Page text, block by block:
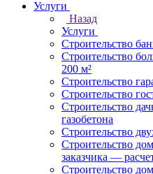
Услуги
Назад
Услуги
Строительство
Строительство
200 м²
Строительство
Строительство
Строительство
газобетона
Строительство
Строительство
заказчика —
Строительство